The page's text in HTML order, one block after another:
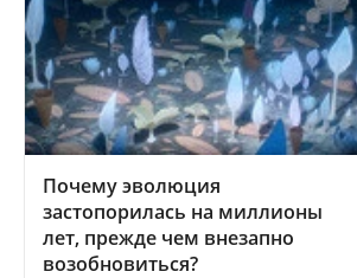
Почему эволюция
застопорилась на миллионы
лет, прежде чем внезапно
возобновиться?